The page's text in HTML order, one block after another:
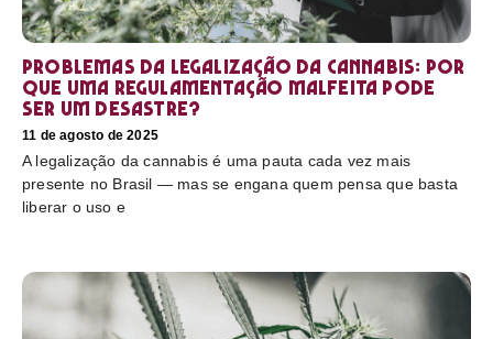
Problemas da legalização da cannabis: por
que uma regulamentação malfeita pode
ser um desastre?
11 de agosto de 2025
A legalização da cannabis é uma pauta cada vez mais
presente no Brasil — mas se engana quem pensa que basta
liberar o uso e